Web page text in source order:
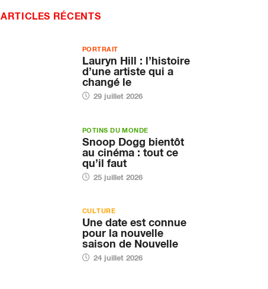
ARTICLES RÉCENTS
PORTRAIT
Lauryn Hill : l’histoire
d’une artiste qui a
changé le
29 juillet 2026
POTINS DU MONDE
Snoop Dogg bientôt
au cinéma : tout ce
qu’il faut
25 juillet 2026
CULTURE
Une date est connue
pour la nouvelle
saison de Nouvelle
24 juillet 2026